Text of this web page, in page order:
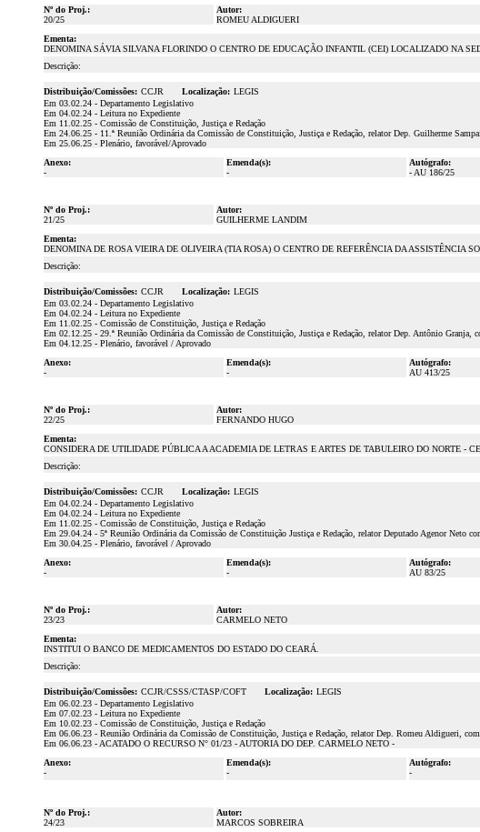
Nº do Proj.:
20/25
Autor:
ROMEU ALDIGUERI
Ementa:
DENOMINA SÁVIA SILVANA FLORINDO O CENTRO DE EDUCAÇÃO INFANTIL (CEI) LOCALIZADO NA
Descrição:
Distribuição/Comissões: CCJR Localização: LEGIS
Em 03.02.24 - Departamento Legislativo
Em 04.02.24 - Leitura no Expediente
Em 11.02.25 - Comissão de Constituição, Justiça e Redação
Em 24.06.25 - 11.ª Reunião Ordinária da Comissão de Constituição, Justiça e Redação, relator Dep. Guilherme
Em 25.06.25 - Plenário, favorável/Aprovado
Anexo:
-
Emenda(s):
-
Autógrafo:
- AU 186/25
Nº do Proj.:
21/25
Autor:
GUILHERME LANDIM
Ementa:
DENOMINA DE ROSA VIEIRA DE OLIVEIRA (TIA ROSA) O CENTRO DE REFERÊNCIA DA ASSISTÊNCIA
Descrição:
Distribuição/Comissões: CCJR Localização: LEGIS
Em 03.02.24 - Departamento Legislativo
Em 04.02.24 - Leitura no Expediente
Em 11.02.25 - Comissão de Constituição, Justiça e Redação
Em 02.12.25 - 29.ª Reunião Ordinária da Comissão de Constituição, Justiça e Redação, relator Dep. Antônio Granja,
Em 04.12.25 - Plenário, favorável / Aprovado
Anexo:
-
Emenda(s):
-
Autógrafo:
AU 413/25
Nº do Proj.:
22/25
Autor:
FERNANDO HUGO
Ementa:
CONSIDERA DE UTILIDADE PÚBLICA A ACADEMIA DE LETRAS E ARTES DE TABULEIRO DO NORTE -
Descrição:
Distribuição/Comissões: CCJR Localização: LEGIS
Em 04.02.24 - Departamento Legislativo
Em 04.02.24 - Leitura no Expediente
Em 11.02.25 - Comissão de Constituição, Justiça e Redação
Em 29.04.24 - 5ª Reunião Ordinária da Comissão de Constituição Justiça e Redação, relator Deputado Agenor Neto
Em 30.04.25 - Plenário, favorável / Aprovado
Anexo:
-
Emenda(s):
-
Autógrafo:
AU 83/25
Nº do Proj.:
23/23
Autor:
CARMELO NETO
Ementa:
INSTITUI O BANCO DE MEDICAMENTOS DO ESTADO DO CEARÁ.
Descrição:
Distribuição/Comissões: CCJR/CSSS/CTASP/COFT Localização: LEGIS
Em 06.02.23 - Departamento Legislativo
Em 07.02.23 - Leitura no Expediente
Em 10.02.23 - Comissão de Constituição, Justiça e Redação
Em 06.06.23 - Reunião Ordinária da Comissão de Constituição, Justiça e Redação, relator Dep. Romeu Aldigueri,
Em 06.06.23 - ACATADO O RECURSO N° 01/23 - AUTORIA DO DEP. CARMELO NETO -
Anexo:
-
Emenda(s):
-
Autógrafo:
-
Nº do Proj.:
24/23
Autor:
MARCOS SOBREIRA